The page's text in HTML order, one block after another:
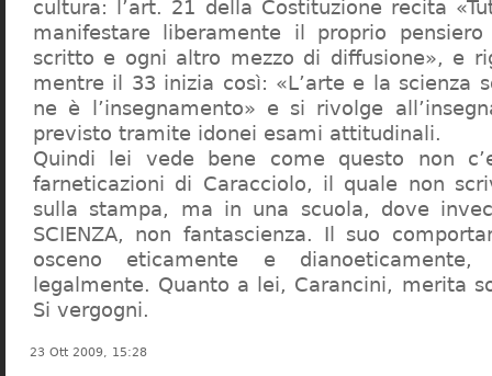
cultura: l’art. 21 della Costituzione recita
manifestare liberamente il proprio
scritto e ogni altro mezzo di diffusione», e
mentre il 33 inizia così: «L’arte e la scienza
ne è l’insegnamento» e si rivolge
previsto tramite idonei esami attitudinali.
Quindi lei vede bene come questo non
farneticazioni di Caracciolo, il quale non
sulla stampa, ma in una scuola, dove
SCIENZA, non fantascienza. Il suo
osceno eticamente e dianoeticamente,
legalmente. Quanto a lei, Carancini, merita
Si vergogni.
23 Ott 2009, 15:28